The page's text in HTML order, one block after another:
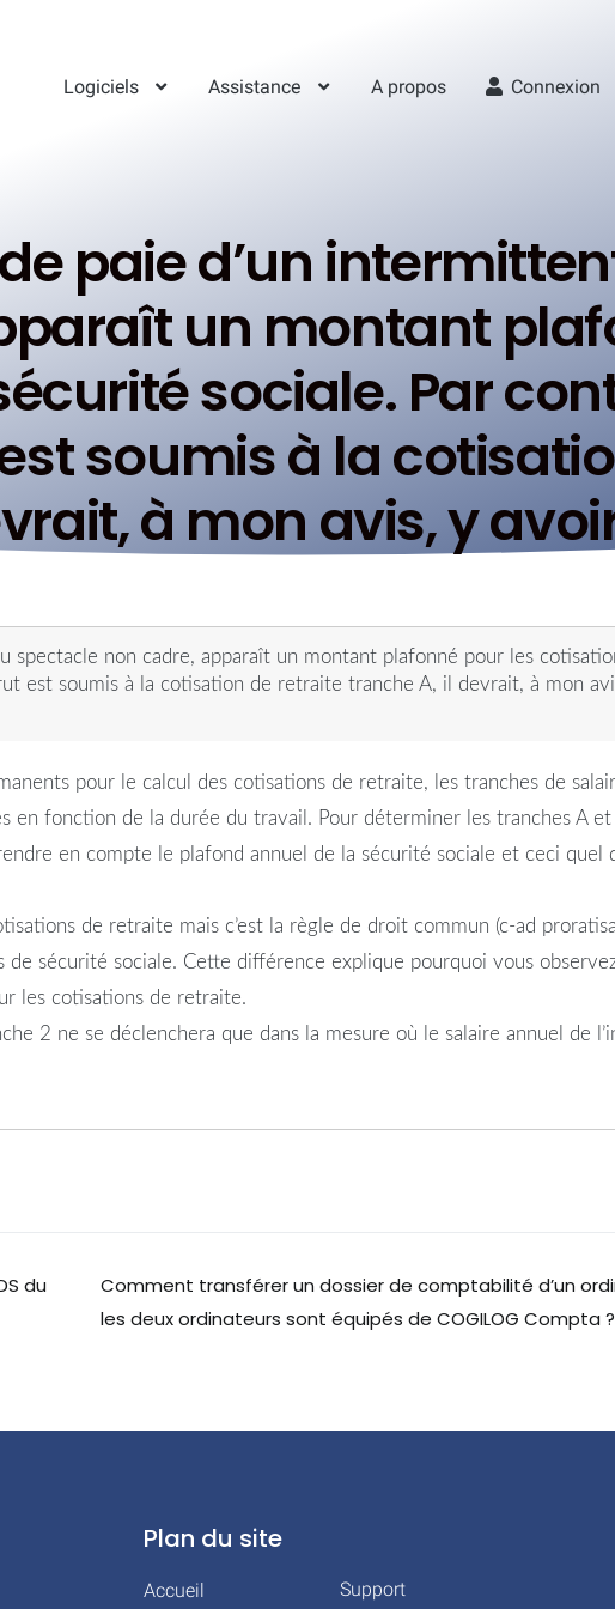
Logiciels Assistance A propos Connexion
paie d’un
un montant
sociale. Par
soumis à la
à mon avis, y
spectacle non cadre, apparaît un montant plafonné pour les
est soumis à la cotisation de retraite tranche A, il devrait, à mon
pour le calcul des cotisations de retraite, les tranches de
en fonction de la durée du travail. Pour déterminer les tranches A et
en compte le plafond annuel de la sécurité sociale et ceci quel
de retraite mais c’est la règle de droit commun (c-ad
de sécurité sociale. Cette différence explique pourquoi vous
les cotisations de retraite.
2 ne se déclenchera que dans la mesure où le salaire annuel de
du
Comment transférer un dossier de comptabilité d’un
les deux ordinateurs sont équipés de COGILOG Compta ?
Plan du site
Accueil Support